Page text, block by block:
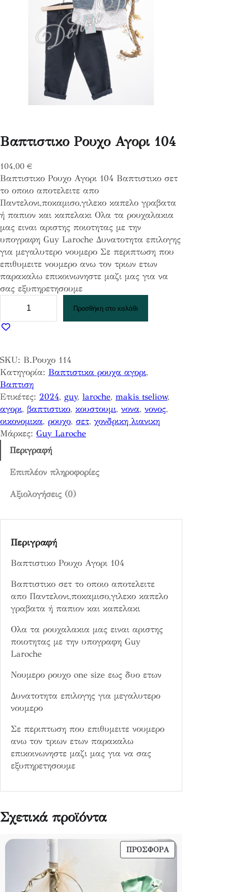
Βαπτιστικο Ρουχο Αγορι 104
104,00 €
Βαπτιστικο Ρουχο Αγορι 104 Βαπτιστικο σετ
το οποιο αποτελειτε απο
Παντελονι,ποκαμισο,γιλεκο καπελο γραβατα
ή παπιον και καπελακι Ολα τα ρουχαλακια
μας ειναι αριστης ποιοτητας με την
υπογραφη Guy Laroche Δυνατοτητα επιλογης
για μεγαλυτερο νουμερο Σε περιπτωση που
επιθυμειτε νουμερο ανω τον τριων ετων
παρακαλω επικοινωνηστε μαζι μας για να
σας εξυπηρετησουμε
π
σ
τ
ι
κ
ο
Ρ
ο
χ
ρ
Προσθήκη στο καλάθι
SKU: Β.Ρουχο 114
Κατηγορία: Βαπτιστικα ρουχα αγορι
Βαπτιση
Ετικέτες: 2024, guy, laroche, makis tseliow
αγορι, βαπτιστικο, κουστουμι, νονα, νονος
οικονομικα, ρουχο, σετ, χονδρικη λιανικη
Μάρκες: Guy Laroche
Περιγραφή
Επιπλέον πληροφορίες
Αξιολογήσεις (0)
Περιγραφή
Βαπτιστικο Ρουχο Αγορι 104
Βαπτιστικο σετ το οποιο αποτελειτε
απο Παντελονι,ποκαμισο,γιλεκο καπελο
γραβατα ή παπιον και καπελακι
Ολα τα ρουχαλακια μας ειναι αριστης
ποιοτητας με την υπογραφη Guy
Laroche
Νουμερο ρουχο one size εως δυο ετων
Δυνατοτητα επιλογης για μεγαλυτερο
νουμερο
Σε περιπτωση που επιθυμειτε νουμερο
ανω τον τριων ετων παρακαλω
επικοινωνηστε μαζι μας για να σας
εξυπηρετησουμε
Σχετικά προϊόντα
ΠΡΟΣΦΟΡΆΠΡΟΪΌΝ
ΣΕ